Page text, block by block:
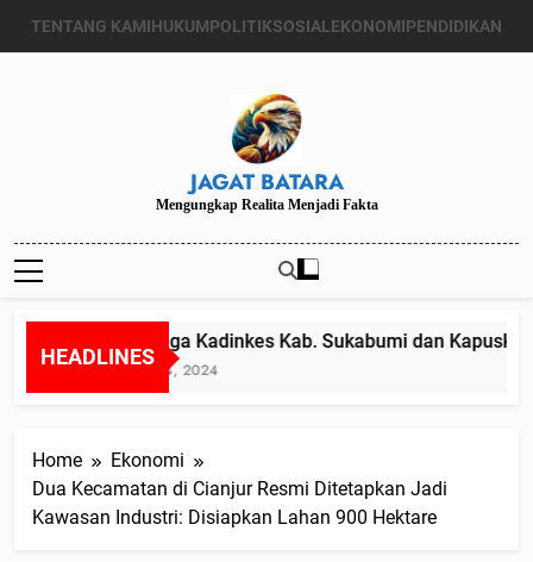
TENTANG KAMIHUKUMPOLITIKSOSIALEKONOMIPENDIDIKAN
JAGAT BATARA
Mengungkap Realita Menjadi Fakta
HEADLINES
Diduga Kadinkes Kab. Sukabumi dan
Juli 24, 2024
Home
Ekonomi
Dua Kecamatan di Cianjur Resmi Ditetapkan Jadi
Kawasan Industri: Disiapkan Lahan 900 Hektare